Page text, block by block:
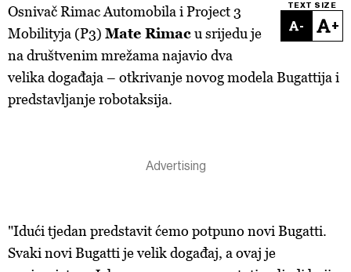
TEXT SIZE
- +
Osnivač Rimac Automobila i Project 3
Mobilityja (P3) Mate Rimacu srijedu je
na društvenim mrežama najavio dva
velika događaja – otkrivanje novog modela Bugattija i
predstavljanje robotaksija.
"Idući tjedan predstavit ćemo potpuno novi Bugatti.
Svaki novi Bugatti je velik događaj, a ovaj je